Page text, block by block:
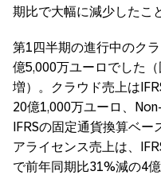
期比で大幅に減少したこ
第1四半期の進行中のク
億5,000万ユーロでした
増）。クラウド売上は
20億1,000万ユーロ、
IFRSの固定通貨換算ベ
アライセンス売上は、
で前年同期比31%減の4